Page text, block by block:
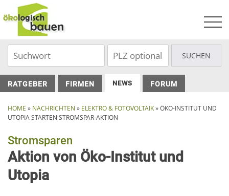
to
content
RATGEBER FIRMEN NEWS FORUM
HOME » NACHRICHTEN » ELEKTRO & FOTOVOLTAIK»ÖKO-INSTITUT UND
UTOPIA STARTEN STROMSPAR-AKTION
Stromsparen
Aktion von Öko-Institut und
Utopia